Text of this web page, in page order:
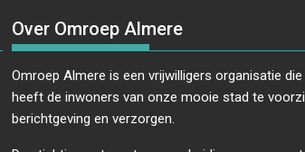
Over Omroep Almere
Omroep Almere is een vrijwilligers organisatie
heeft de inwoners van onze mooie stad te
berichtgeving en verzorgen.